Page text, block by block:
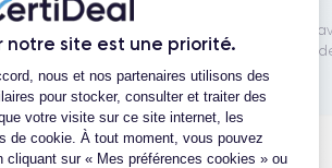
notre site est une priorité.
du Consentement
nous et nos partenaires utilisons des
pour stocker, consulter et traiter des
votre visite sur ce site internet, les
de cookie. À tout moment, vous pouvez
cliquant sur « Mes préférences cookies » ou
Un SAV proche et en France
Nos équipes sont en contact direct
notre atelier pour une résolution
cas de pépin.